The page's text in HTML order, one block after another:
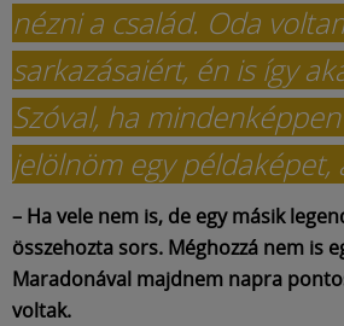
nézni a család. Oda
sarkazásaiért, én is így
Szóval, ha
jelölnöm egy példaképet,
– Ha vele nem is, de egy másik
összehozta sors. Méghozzá nem is
Maradonával majdnem napra
voltak.